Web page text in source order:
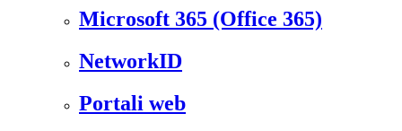
Microsoft 365 (Office 365)
NetworkID
Portali web